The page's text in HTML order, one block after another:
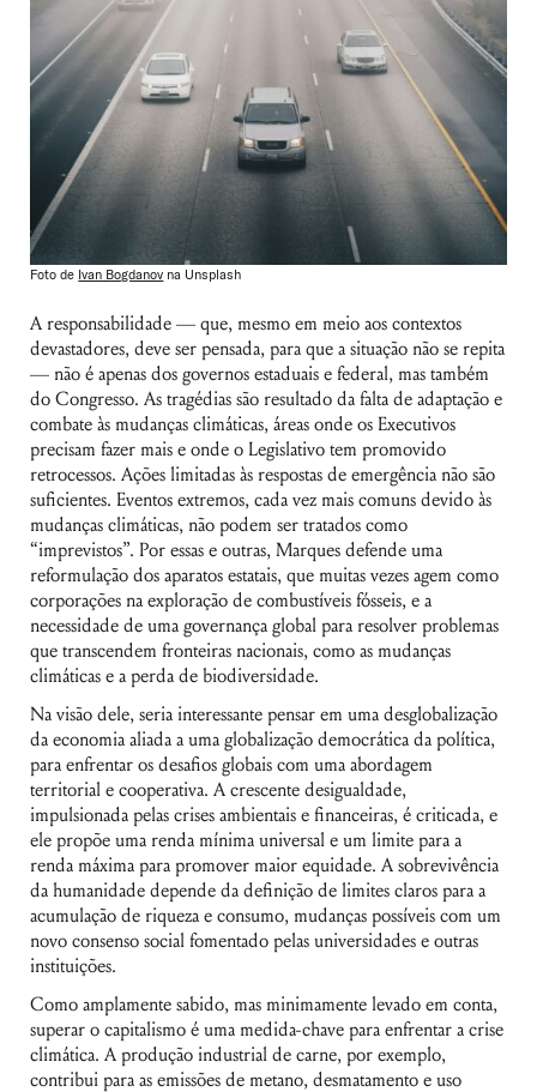
Foto de Ivan Bogdanov na Unsplash
A responsabilidade — que, mesmo em meio aos contextos
devastadores, deve ser pensada, para que a situação não se repita
— não é apenas dos governos estaduais e federal, mas também
do Congresso. As tragédias são resultado da falta de adaptação e
combate às mudanças climáticas, áreas onde os Executivos
precisam fazer mais e onde o Legislativo tem promovido
retrocessos. Ações limitadas às respostas de emergência não são
suficientes. Eventos extremos, cada vez mais comuns devido às
mudanças climáticas, não podem ser tratados como
“imprevistos”. Por essas e outras, Marques defende uma
reformulação dos aparatos estatais, que muitas vezes agem como
corporações na exploração de combustíveis fósseis, e a
necessidade de uma governança global para resolver problemas
que transcendem fronteiras nacionais, como as mudanças
climáticas e a perda de biodiversidade.
Na visão dele, seria interessante pensar em uma desglobalização
da economia aliada a uma globalização democrática da política,
para enfrentar os desafios globais com uma abordagem
territorial e cooperativa. A crescente desigualdade,
impulsionada pelas crises ambientais e financeiras, é criticada, e
ele propõe uma renda mínima universal e um limite para a
renda máxima para promover maior equidade. A sobrevivência
da humanidade depende da definição de limites claros para a
acumulação de riqueza e consumo, mudanças possíveis com um
novo consenso social fomentado pelas universidades e outras
instituições.
Como amplamente sabido, mas minimamente levado em conta,
superar o capitalismo é uma medida-chave para enfrentar a crise
climática. A produção industrial de carne, por exemplo,
contribui para as emissões de metano, desmatamento e uso